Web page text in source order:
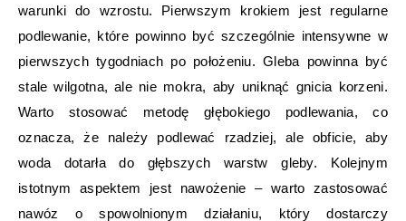
warunki do wzrostu. Pierwszym krokiem jest regularne
podlewanie, które powinno być szczególnie intensywne w
pierwszych tygodniach po położeniu. Gleba powinna być
stale wilgotna, ale nie mokra, aby uniknąć gnicia korzeni.
Warto stosować metodę głębokiego podlewania, co
oznacza, że należy podlewać rzadziej, ale obficie, aby
woda dotarła do głębszych warstw gleby. Kolejnym
istotnym aspektem jest nawożenie – warto zastosować
nawóz o spowolnionym działaniu, który dostarczy